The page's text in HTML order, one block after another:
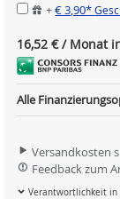
+€ 3,90*
16,52 € / Monat
Alle
Versandkosten
Feedback zum
Verantwortlichkeit in